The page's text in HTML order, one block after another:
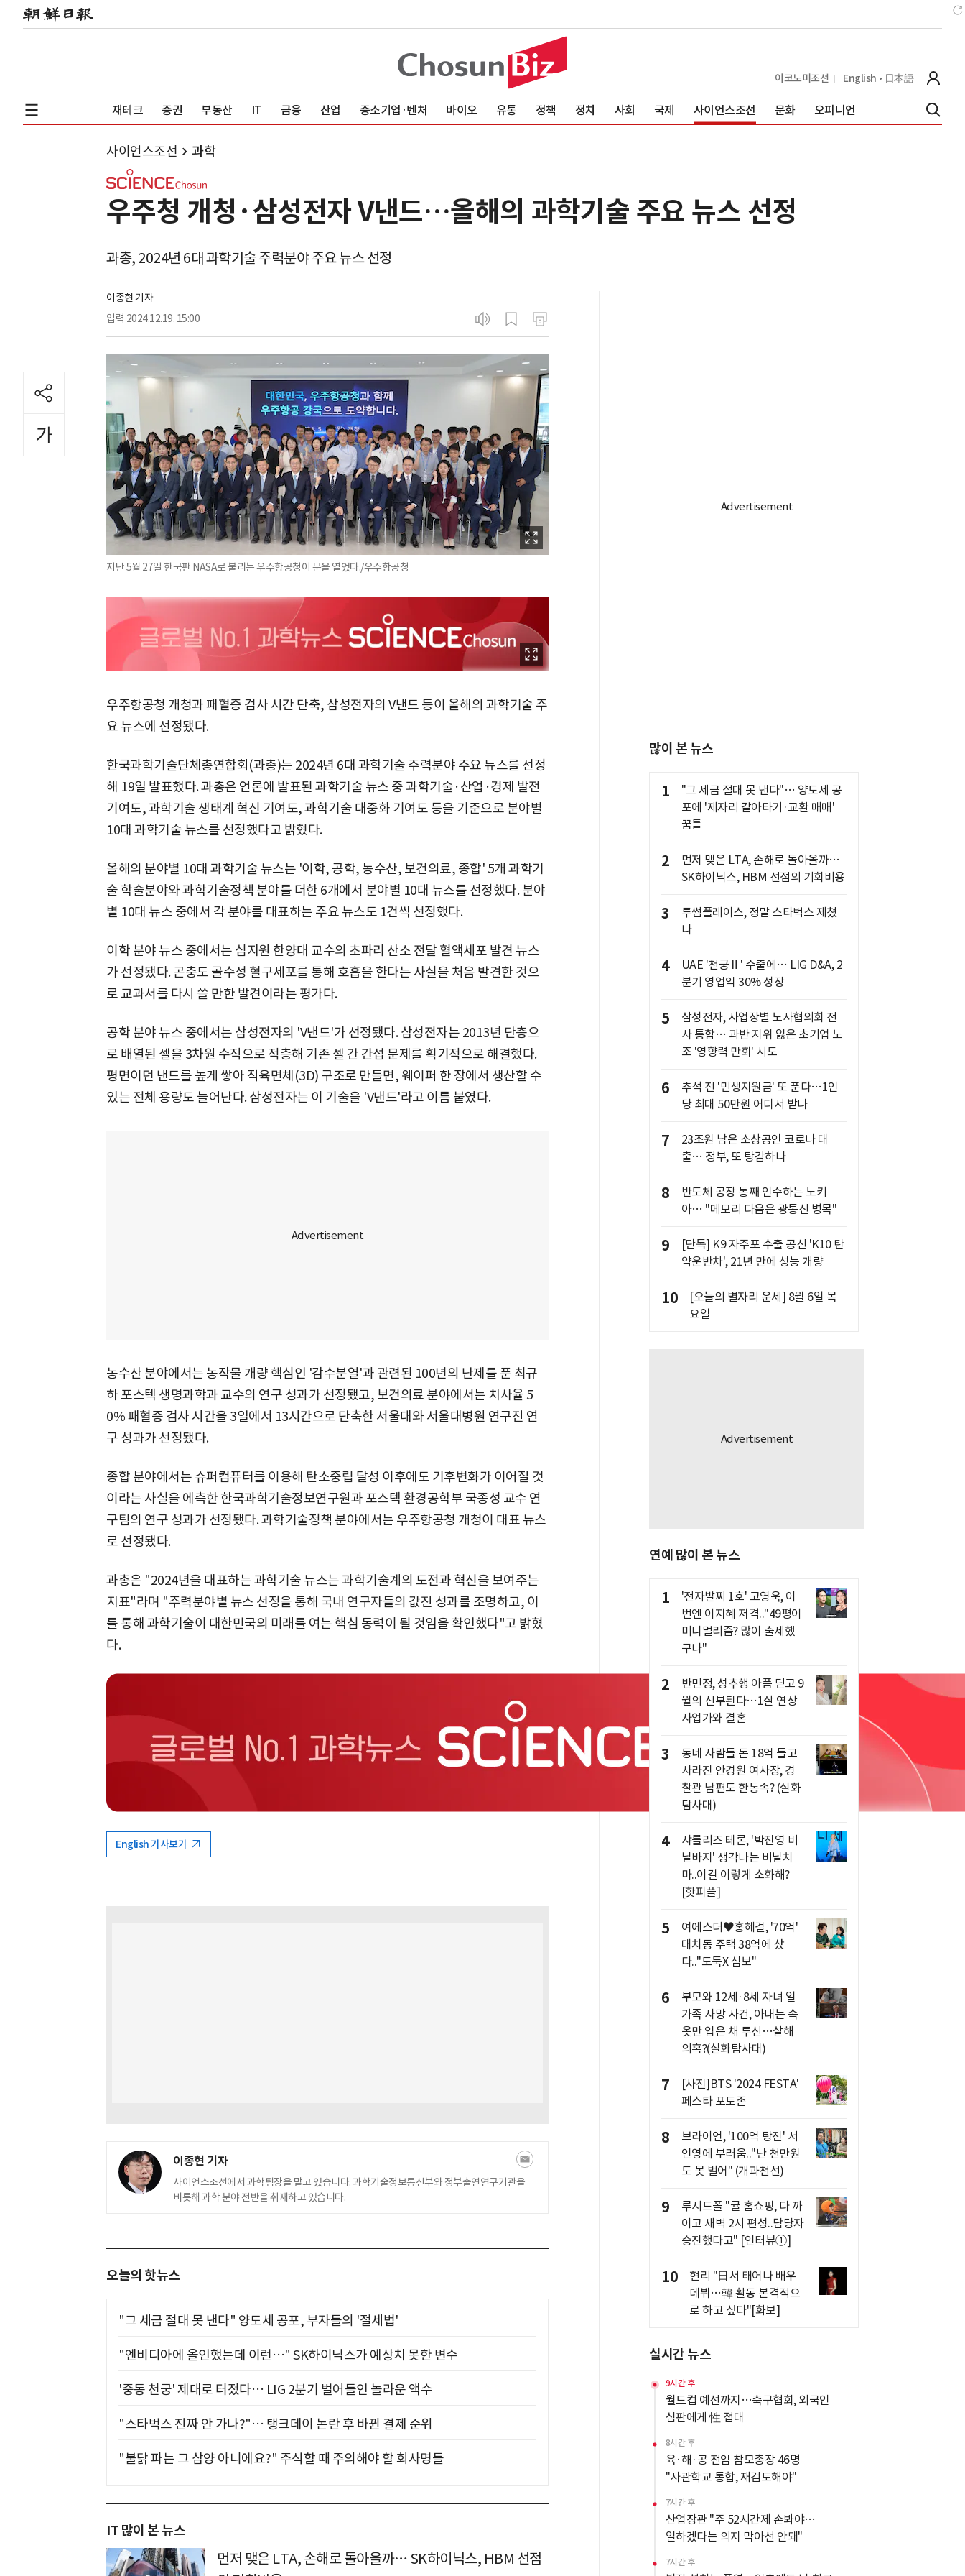
이코노미조선 English 日本語
재테크 증권 부동산 IT 금융 산업 중소기업·벤처 바이오 유통 정책 정치 사회 국제 사이언스조선 문화 오피니언
사이언스조선 과학
우주청 개청·삼성전자 V낸드…올해의 과학기술 주요 뉴스 선정
과총, 2024년 6대 과학기술 주력분야 주요 뉴스 선정
이종현 기자
입력 2024.12.19. 15:00
지난 5월 27일 한국판 NASA로 불리는 우주항공청이 문을 열었다./우주항공청
우주항공청 개청과 패혈증 검사 시간 단축, 삼성전자의 V낸드 등이 올해의 과학기술 주
요 뉴스에 선정됐다.
한국과학기술단체총연합회(과총)는 2024년 6대 과학기술 주력분야 주요 뉴스를 선정
해 19일 발표했다. 과총은 언론에 발표된 과학기술 뉴스 중 과학기술·산업·경제 발전
기여도, 과학기술 생태계 혁신 기여도, 과학기술 대중화 기여도 등을 기준으로 분야별
10대 과학기술 뉴스를 선정했다고 밝혔다.
올해의 분야별 10대 과학기술 뉴스는 '이학, 공학, 농수산, 보건의료, 종합' 5개 과학기
술 학술분야와 과학기술정책 분야를 더한 6개에서 분야별 10대 뉴스를 선정했다. 분야
별 10대 뉴스 중에서 각 분야를 대표하는 주요 뉴스도 1건씩 선정했다.
이학 분야 뉴스 중에서는 심지원 한양대 교수의 초파리 산소 전달 혈액세포 발견 뉴스
가 선정됐다. 곤충도 골수성 혈구세포를 통해 호흡을 한다는 사실을 처음 발견한 것으
로 교과서를 다시 쓸 만한 발견이라는 평가다.
공학 분야 뉴스 중에서는 삼성전자의 'V낸드'가 선정됐다. 삼성전자는 2013년 단층으
로 배열된 셀을 3차원 수직으로 적층해 기존 셀 간 간섭 문제를 획기적으로 해결했다.
평면이던 낸드를 높게 쌓아 직육면체(3D) 구조로 만들면, 웨이퍼 한 장에서 생산할 수
있는 전체 용량도 늘어난다. 삼성전자는 이 기술을 'V낸드'라고 이름 붙였다.
농수산 분야에서는 농작물 개량 핵심인 '감수분열'과 관련된 100년의 난제를 푼 최규
하 포스텍 생명과학과 교수의 연구 성과가 선정됐고, 보건의료 분야에서는 치사율 5
0% 패혈증 검사 시간을 3일에서 13시간으로 단축한 서울대와 서울대병원 연구진 연
구 성과가 선정됐다.
종합 분야에서는 슈퍼컴퓨터를 이용해 탄소중립 달성 이후에도 기후변화가 이어질 것
이라는 사실을 에측한 한국과학기술정보연구원과 포스텍 환경공학부 국종성 교수 연
구팀의 연구 성과가 선정됐다. 과학기술정책 분야에서는 우주항공청 개청이 대표 뉴스
로 선정됐다.
과총은 "2024년을 대표하는 과학기술 뉴스는 과학기술계의 도전과 혁신을 보여주는
지표"라며 "주력분야별 뉴스 선정을 통해 국내 연구자들의 값진 성과를 조명하고, 이
를 통해 과학기술이 대한민국의 미래를 여는 핵심 동력이 될 것임을 확인했다"고 밝혔
다.
English 기사보기
이종현 기자
사이언스조선에서 과학팀장을 맡고 있습니다. 과학기술정보통신부와 정부출연연구기관을
비롯해 과학 분야 전반을 취재하고 있습니다.
오늘의 핫뉴스
"그 세금 절대 못 낸다" 양도세 공포, 부자들의 '절세법'
"엔비디아에 올인했는데 이런…" SK하이닉스가 예상치 못한 변수
'중동 천궁' 제대로 터졌다… LIG 2분기 벌어들인 놀라운 액수
"스타벅스 진짜 안 가나?"… 탱크데이 논란 후 바뀐 결제 순위
"불닭 파는 그 삼양 아니에요?" 주식할 때 주의해야 할 회사명들
IT 많이 본 뉴스
먼저 맺은 LTA, 손해로 돌아올까… SK하이닉스, HBM 선점
많이 본 뉴스
1
"그 세금 절대 못 낸다"… 양도세 공
포에 '제자리 갈아타기·교환 매매'
꿈틀
2
먼저 맺은 LTA, 손해로 돌아올까…
SK하이닉스, HBM 선점의 기회비용
3
투썸플레이스, 정말 스타벅스 제쳤
나
4
UAE '천궁Ⅱ' 수출에… LIG D&A, 2
분기 영업익 30% 성장
5
삼성전자, 사업장별 노사협의회 전
사 통합… 과반 지위 잃은 초기업 노
조 '영향력 만회' 시도
6
추석 전 '민생지원금' 또 푼다…1인
당 최대 50만원 어디서 받나
7
23조원 남은 소상공인 코로나 대
출… 정부, 또 탕감하나
8
반도체 공장 통째 인수하는 노키
아… "메모리 다음은 광통신 병목"
9
[단독] K9 자주포 수출 공신 'K10 탄
약운반차', 21년 만에 성능 개량
10
[오늘의 별자리 운세] 8월 6일 목
요일
연예 많이 본 뉴스
1
'전자발찌 1호' 고영욱, 이
번엔 이지혜 저격.."49평이
미니멀리즘? 많이 출세했
구나"
2
반민정, 성추행 아픔 딛고 9
월의 신부된다…1살 연상
사업가와 결혼
3
동네 사람들 돈 18억 들고
사라진 안경원 여사장, 경
찰관 남편도 한통속? (실화
탐사대)
4
샤를리즈 테론, '박진영 비
닐바지' 생각나는 비닐치
마..이걸 이렇게 소화해?
[핫피플]
5
여에스더♥홍혜걸, '70억'
대치동 주택 38억에 샀
다.."도둑X 심보"
6
부모와 12세·8세 자녀 일
가족 사망 사건, 아내는 속
옷만 입은 채 투신…살해
의혹?(실화탐사대)
7
[사진]BTS '2024 FESTA'
페스타 포토존
8
브라이언, '100억 탕진' 서
인영에 부러움.."난 천만원
도 못 벌어" (개과천선)
9
루시드폴 "귤 홈쇼핑, 다 까
이고 새벽 2시 편성..담당자
승진했다고" [인터뷰①]
10
현리 "日서 태어나 배우
데뷔…韓 활동 본격적으
로 하고 싶다"[화보]
실시간 뉴스
9시간 후
월드컵 예선까지…축구협회, 외국인
심판에게 性 접대
8시간 후
육·해·공 전임 참모총장 46명
"사관학교 통합, 재검토해야"
7시간 후
산업장관 "주 52시간제 손봐야…
일하겠다는 의지 막아선 안돼"
7시간 후